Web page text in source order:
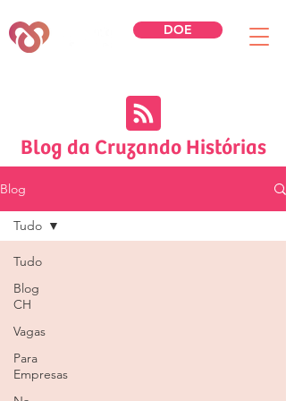
DOE
Blog da Cruzando Histórias
Blog
Tudo
Blog
CH
Vagas
Para
Empresas
Tudo